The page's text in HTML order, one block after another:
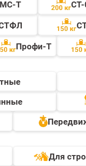
Т СТ-
Профи-Т
Для